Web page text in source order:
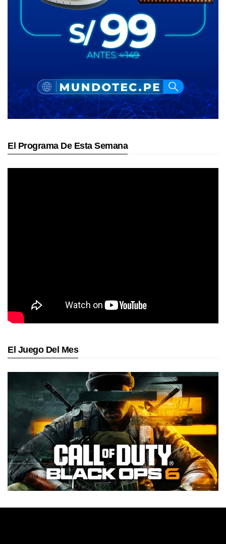
El Programa De Esta Semana
El Juego Del Mes